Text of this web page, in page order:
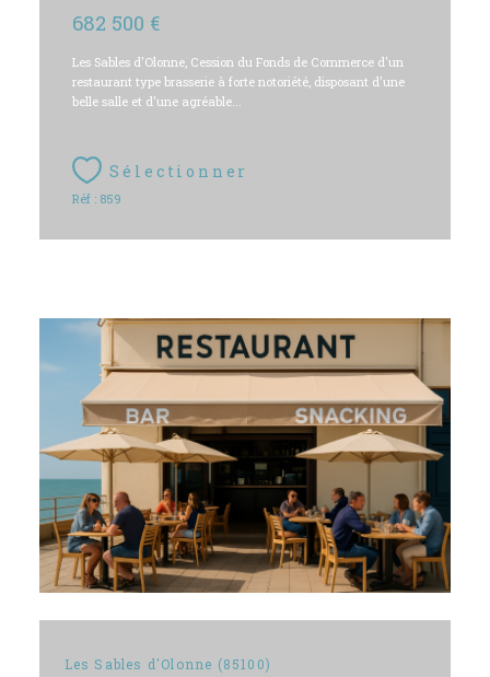
682 500 €
Les Sables d'Olonne, Cession du Fonds de Commerce d'un
restaurant type brasserie à forte notoriété, disposant d'une
belle salle et d'une agréable...
Sélectionner
Réf : 859
Les Sables d'Olonne (85100)